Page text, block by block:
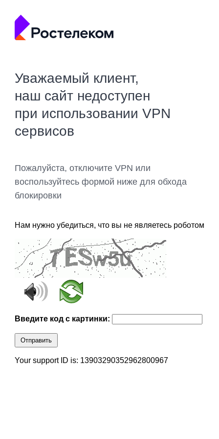
Уважаемый клиент,
наш сайт недоступен
при использовании VPN
сервисов
Пожалуйста, отключите VPN или
воспользуйтесь формой ниже для обхода
блокировки
Нам нужно убедиться, что вы не являетесь роботом
Введите код с картинки:
Отправить
Your support ID is: 13903290352962800967